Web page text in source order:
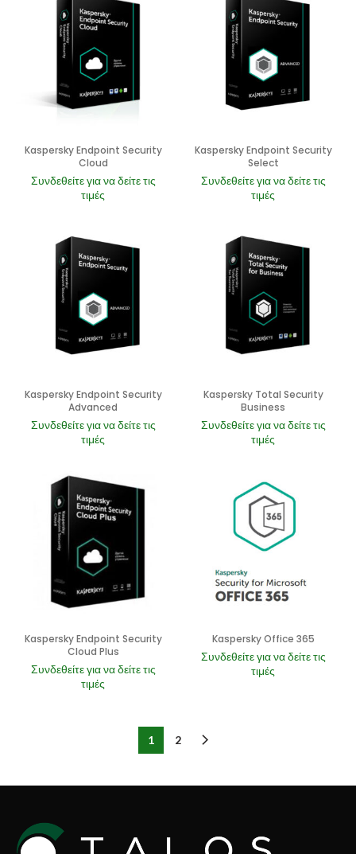
Kaspersky Endpoint Security
Cloud
Συνδεθείτε για να δείτε τις
τιμές
Kaspersky Endpoint Security
Select
Συνδεθείτε για να δείτε τις
τιμές
Kaspersky Endpoint Security
Advanced
Συνδεθείτε για να δείτε τις
τιμές
Kaspersky Total Security
Business
Συνδεθείτε για να δείτε τις
τιμές
Kaspersky Endpoint Security
Cloud Plus
Συνδεθείτε για να δείτε τις
τιμές
Kaspersky Office 365
Συνδεθείτε για να δείτε τις
τιμές
1 2